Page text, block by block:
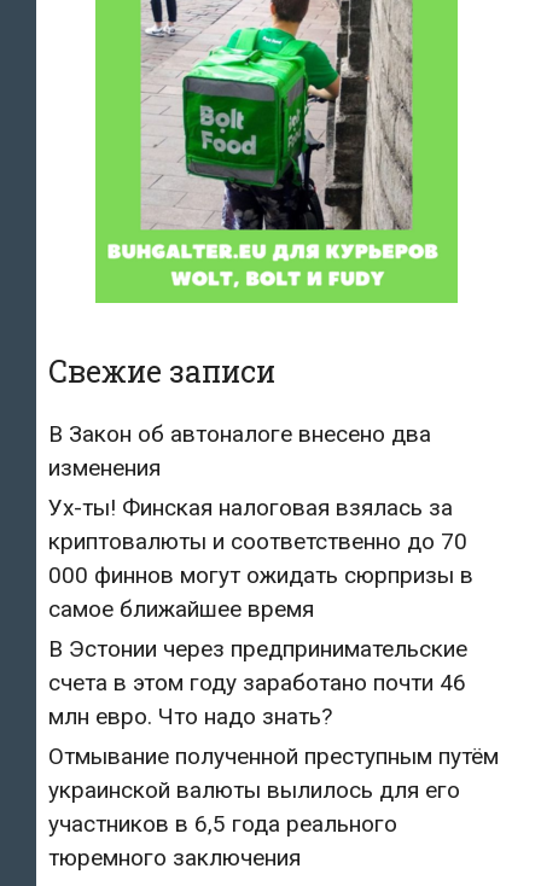
Свежие записи
В Закон об автоналоге внесено два
изменения
Ух-ты! Финская налоговая взялась за
криптовалюты и соответственно до 70
000 финнов могут ожидать сюрпризы в
самое ближайшее время
В Эстонии через предпринимательские
счета в этом году заработано почти 46
млн евро. Что надо знать?
Отмывание полученной преступным путём
украинской валюты вылилось для его
участников в 6,5 года реального
тюремного заключения